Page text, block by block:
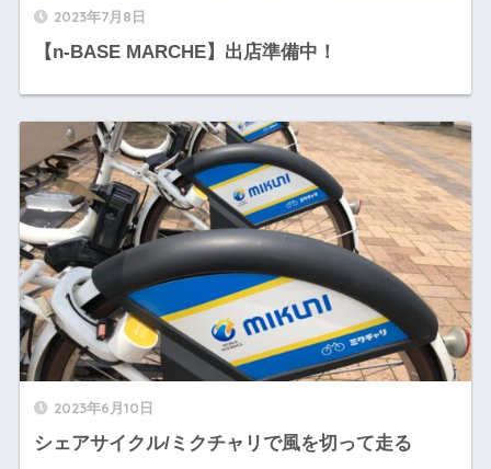
2023年7月8日
【n-BASE MARCHE】出店準備中！
2023年6月10日
シェアサイクル/ミクチャリで風を切って走る